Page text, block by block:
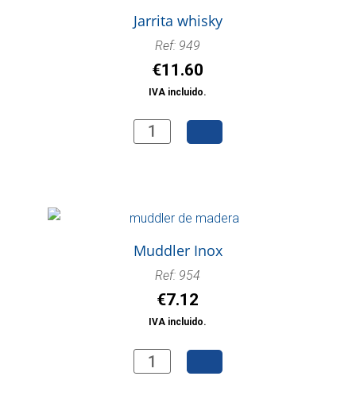
Jarrita whisky
Ref: 949
€11.60
IVA incluido.
Jarrita
Muddler Inox
Ref: 954
€7.12
IVA incluido.
Muddler